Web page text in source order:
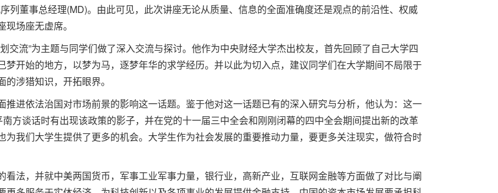
列董事总经理(MD)。由此可见，此次讲座无论从质量、信息的全面准确度还是观点的前沿性、权威
场座无虚席。
交流”为主题与同学们做了深入交流与探讨。他作为中央财经大学杰出校友，首先回顾了自己大学四
开始的地方，以梦为马，逐梦年华的求学经历。并以此为切入点，建议同学们在大学期间不局限于
涉猎知识，开拓眼界。
进依法治国对市场前景的影响这一话题。鉴于他对这一话题已有的深入研究与分析，他认为：这一
方谈话时有出现该政策的影子，并在党的十一届三中全会和刚刚闭幕的四中全会期间提出新的改革
我们大学生提供了更多的机会。大学生作为社会发展的重要推动力量，要更多关注现实，做符合时
法，并就中美两国货币，军事工业军事力量，银行业，高新产业，互联网金融等方面做了对比与阐